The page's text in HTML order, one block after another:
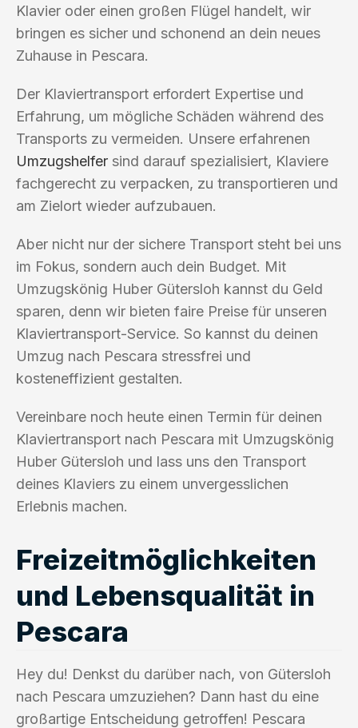
Klavier oder einen großen Flügel handelt, wir
bringen es sicher und schonend an dein neues
Zuhause in Pescara.
Der Klaviertransport erfordert Expertise und
Erfahrung, um mögliche Schäden während des
Transports zu vermeiden. Unsere erfahrenen
Umzugshelfer sind darauf spezialisiert, Klaviere
fachgerecht zu verpacken, zu transportieren und
am Zielort wieder aufzubauen.
Aber nicht nur der sichere Transport steht bei uns
im Fokus, sondern auch dein Budget. Mit
Umzugskönig Huber Gütersloh kannst du Geld
sparen, denn wir bieten faire Preise für unseren
Klaviertransport-Service. So kannst du deinen
Umzug nach Pescara stressfrei und
kosteneffizient gestalten.
Vereinbare noch heute einen Termin für deinen
Klaviertransport nach Pescara mit Umzugskönig
Huber Gütersloh und lass uns den Transport
deines Klaviers zu einem unvergesslichen
Erlebnis machen.
Freizeitmöglichkeiten
und Lebensqualität in
Pescara
Hey du! Denkst du darüber nach, von Gütersloh
nach Pescara umzuziehen? Dann hast du eine
großartige Entscheidung getroffen! Pescara